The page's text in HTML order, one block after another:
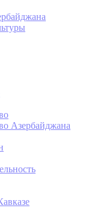
Азербайджана